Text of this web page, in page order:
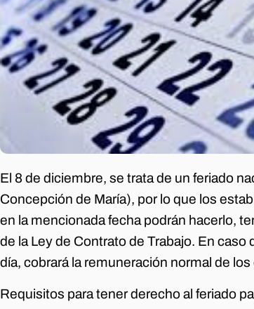
El 8 de diciembre, se trata de un feriado
Concepción de María), por lo que los
en la mencionada fecha podrán hacerlo,
de la Ley de Contrato de Trabajo. En
día, cobrará la remuneración normal de
Requisitos para tener derecho al feriado